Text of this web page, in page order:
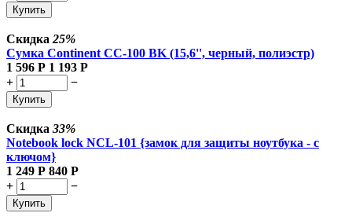
Купить
Скидка 25%
Сумка Continent CC-100 BK (15,6'', черный, полиэстр)
1 596 Р 1 193 Р
+
−
Купить
Скидка 33%
Notebook lock NCL-101 {замок для защиты ноутбука - с
ключом}
1 249 Р 840 Р
+
−
Купить